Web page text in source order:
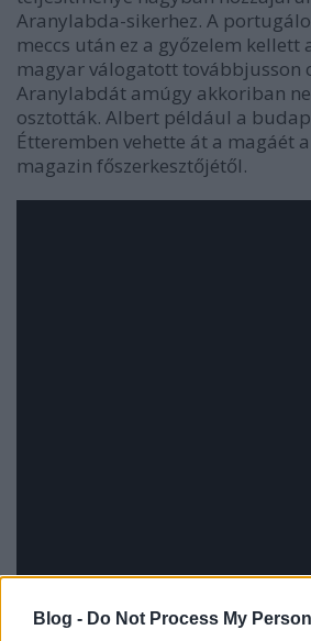
Blog - Do Not Process My
Aranylabda-sikerhez. A
meccs után ez a győzelem kellett
magyar válogatott továbbjusson
Aranylabdát amúgy akkoriban
osztották. Albert például a
Étteremben vehette át a magáét
magazin főszerkesztőjétől.